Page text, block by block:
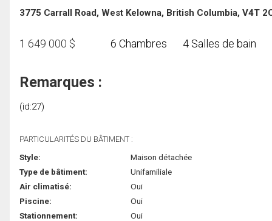
3775 Carrall Road, West Kelowna, British Columbia, V4T
1 649 000 $ 6 Chambres 4 Salles de bain
Remarques :
(id:27)
PARTICULARITÉS DU BÂTIMENT :
Style:
Maison détachée
Type de bâtiment:
Unifamiliale
Air climatisé:
Oui
Piscine:
Oui
Stationnement:
Oui